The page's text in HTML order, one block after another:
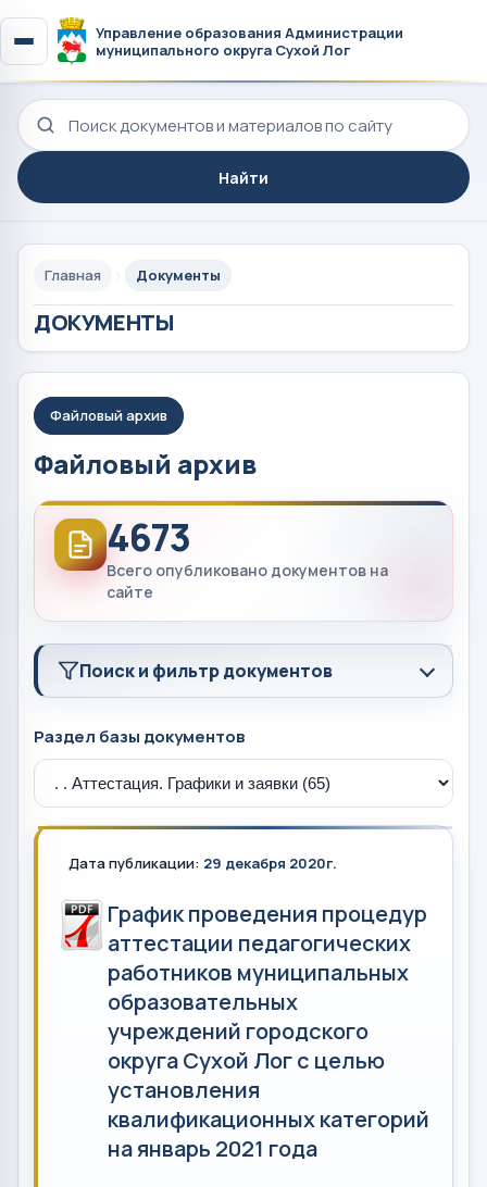
Управление образования Администрации
муниципального округа Сухой Лог
Поиск по сайту
Найти
Главная Документы
ДОКУМЕНТЫ
Файловый архив
Файловый архив
4673
Всего опубликовано документов на
сайте
Поиск и фильтр документов
Раздел базы документов
Дата публикации: 29 декабря 2020г.
График проведения процедур
аттестации педагогических
работников муниципальных
образовательных
учреждений городского
округа Сухой Лог с целью
установления
квалификационных категорий
на январь 2021 года